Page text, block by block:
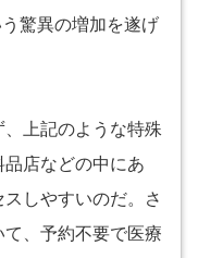
驚異の増加を遂げ
上記のような特殊
店などの中にあ
しやすいのだ。さ
、予約不要で医療